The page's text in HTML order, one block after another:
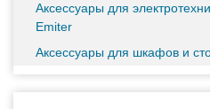
Аксессуары для
Emiter
Аксессуары для шкафов и